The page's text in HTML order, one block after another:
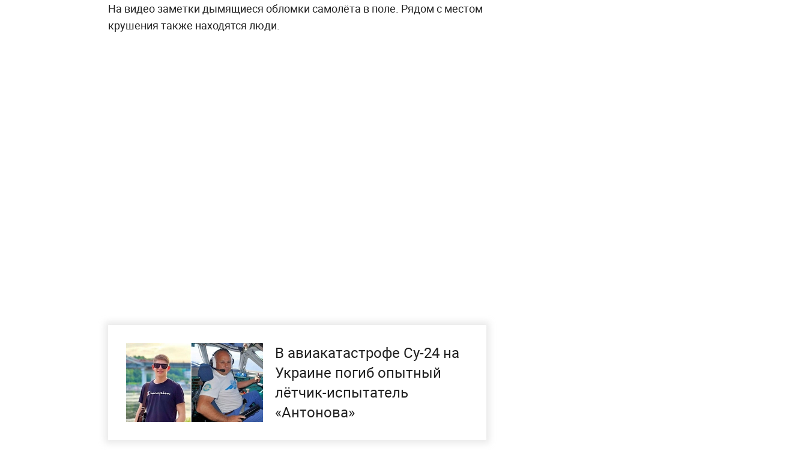
На видео заметки дымящиеся обломки самолёта в поле. Рядом с местом
крушения также находятся люди.
В авиакатастрофе Су-24 на
Украине погиб опытный
лётчик-испытатель
«Антонова»